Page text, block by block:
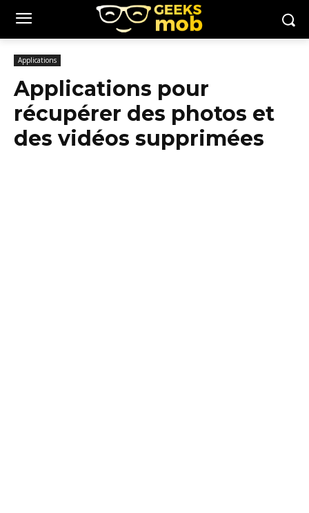
Applications
Applications pour
récupérer des photos et
des vidéos supprimées